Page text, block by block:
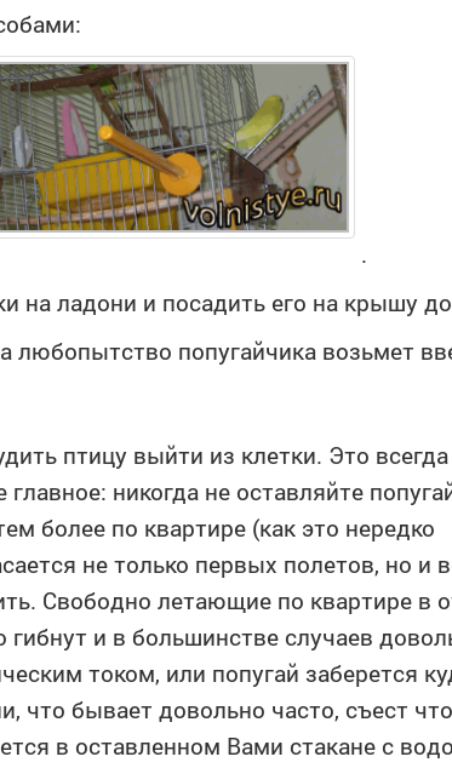
.
на ладони и посадить его на крышу
любопытство попугайчика возьмет
птицу выйти из клетки. Это
никогда не оставляйте
более по квартире (как это нередко
не только первых полетов, но и
Свободно летающие по квартире в
и в большинстве случаев
током, или попугай заберется
что бывает довольно часто, съест
в оставленном Вами стакане с